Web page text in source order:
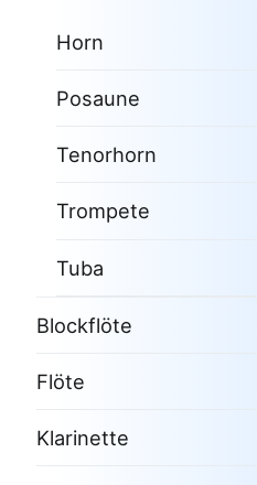
Horn
Posaune
Tenorhorn
Trompete
Tuba
Blockflöte
Flöte
Klarinette